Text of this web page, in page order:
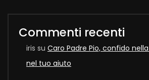
Commenti recenti
iris su Caro Padre Pio, confido
nel tuo aiuto